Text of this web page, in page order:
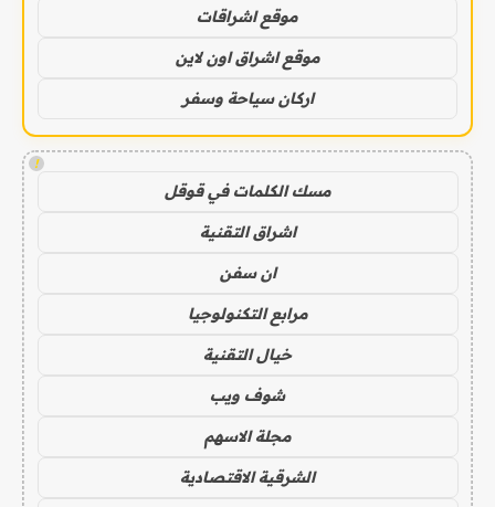
موقع اشراقات
موقع اشراق اون لاين
اركان سياحة وسفر
!
مسك الكلمات في قوقل
اشراق التقنية
ان سفن
مرابع التكنولوجيا
خيال التقنية
شوف ويب
مجلة الاسهم
الشرقية الاقتصادية